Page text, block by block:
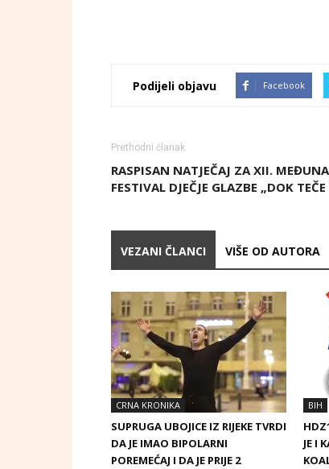
Podijeli objavu Facebook
Prethodni članak
RASPISAN NATJEČAJ ZA XII.
FESTIVAL DJEČJE GLAZBE „DOK
VEZANI ČLANCI VIŠE OD AUTORA
CRNA KRONIKA
SUPRUGA UBOJICE IZ RIJEKE TVRDI
DA JE IMAO BIPOLARNI
POREMEĆAJ I DA JE PRIJE 2
BIH
JE I